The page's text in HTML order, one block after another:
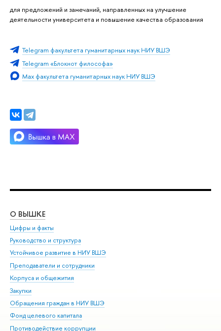
для предложений и замечаний, направленных на улучшение
деятельности университета и повышение качества образования
Telegram факультета гуманитарных наук НИУ ВШЭ
Telegram «Блокнот философа»
Max факультета гуманитарных наук НИУ ВШЭ
О ВЫШКЕ
Цифры и факты
Руководство и структура
Устойчивое развитие в НИУ ВШЭ
Преподаватели и сотрудники
Корпуса и общежития
Закупки
Обращения граждан в НИУ ВШЭ
Фонд целевого капитала
Противодействие коррупции